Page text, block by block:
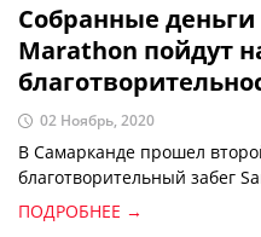
Собранные
Marathon пойдут
02 Ноябрь, 2020
В Самарканде прошел
благотворительный забег
ПОДРОБНЕЕ →